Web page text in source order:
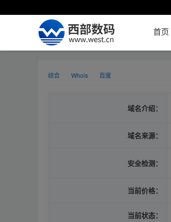
首页
综合 Whois 百度
域名介绍：
域名来源：
安全检测：
当前价格：
当前状态：